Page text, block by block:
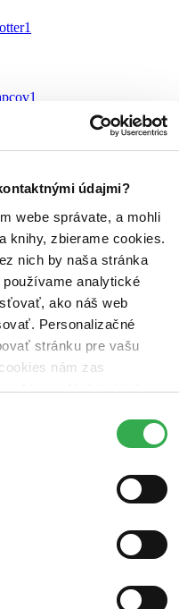
údajmi?
webe správate, a mohli
knihy, zbierame cookies.
nich by naša stránka
analytické
ako náš web
Personalizačné
stránku pre vašu
nám zas
reklamy. Niektoré údaje
tieto cookies. Ďakujeme!
1
1
1